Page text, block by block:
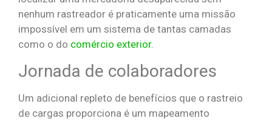
nenhum rastreador é praticamente uma missão
impossível em um sistema de tantas camadas
como o do comércio exterior.
Jornada de colaboradores
Um adicional repleto de benefícios que o rastreio
de cargas proporciona é um mapeamento